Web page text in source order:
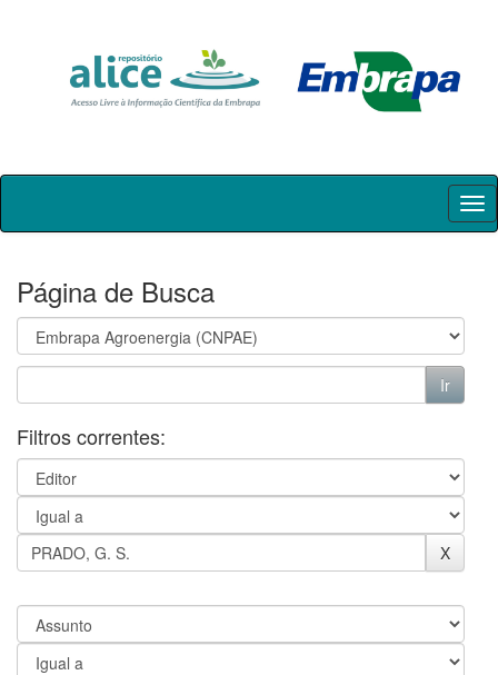
Skip
Página de Busca
Filtros correntes: